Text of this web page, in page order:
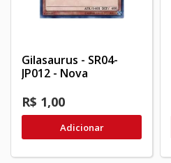
Gilasaurus - SR04-
JP012 - Nova
R$ 1,00
Adicionar